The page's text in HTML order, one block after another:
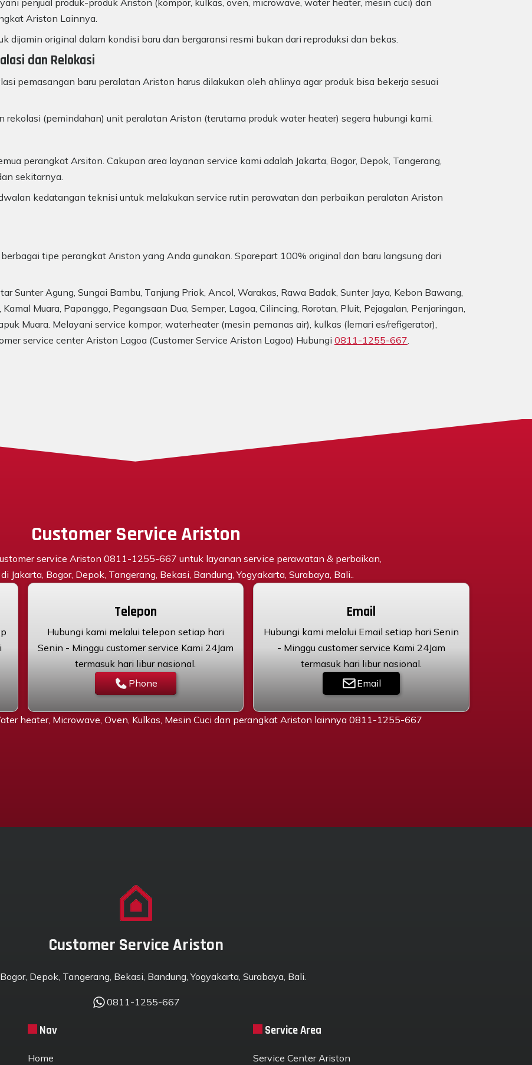
penjual produk-produk Ariston (kompor, kulkas, oven, microwave, water heater, mesin cuci) dan
Ariston Lainnya.
dijamin original dalam kondisi baru dan bergaransi resmi bukan dari reproduksi dan bekas.
dan Relokasi
pemasangan baru peralatan Ariston harus dilakukan oleh ahlinya agar produk bisa bekerja sesuai
rekolasi (pemindahan) unit peralatan Ariston (terutama produk water heater) segera hubungi kami.
perangkat Arsiton. Cakupan area layanan service kami adalah Jakarta, Bogor, Depok, Tangerang,
sekitarnya.
kedatangan teknisi untuk melakukan service rutin perawatan dan perbaikan peralatan Ariston
tipe perangkat Ariston yang Anda gunakan. Sparepart 100% original dan baru langsung dari
Sunter Agung, Sungai Bambu, Tanjung Priok, Ancol, Warakas, Rawa Badak, Sunter Jaya, Kebon Bawang,
Kamal Muara, Papanggo, Pegangsaan Dua, Semper, Lagoa, Cilincing, Rorotan, Pluit, Pejagalan, Penjaringan,
Muara. Melayani service kompor, waterheater (mesin pemanas air), kulkas (lemari es/refigerator),
service center Ariston Lagoa (Customer Service Ariston Lagoa) Hubungi 0811-1255-667.
Customer Service Ariston
service Ariston 0811-1255-667 untuk layanan service perawatan & perbaikan,
Jakarta, Bogor, Depok, Tangerang, Bekasi, Bandung, Yogyakarta, Surabaya, Bali..
Telepon
Hubungi kami melalui telepon setiap hari
Senin - Minggu customer service Kami 24Jam
termasuk hari libur nasional.
Phone
Email
Hubungi kami melalui Email setiap hari Senin
- Minggu customer service Kami 24Jam
termasuk hari libur nasional.
Email
heater, Microwave, Oven, Kulkas, Mesin Cuci dan perangkat Ariston lainnya 0811-1255-667
Customer Service Ariston
Depok, Tangerang, Bekasi, Bandung, Yogyakarta, Surabaya, Bali.
0811-1255-667
Nav
Home
Service Area
Service Center Ariston